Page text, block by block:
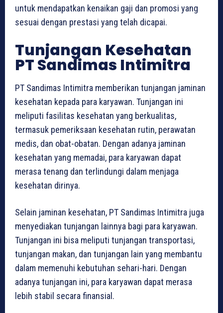
untuk mendapatkan kenaikan gaji dan promosi yang
sesuai dengan prestasi yang telah dicapai.
Tunjangan Kesehatan
PT Sandimas Intimitra
PT Sandimas Intimitra memberikan tunjangan jaminan
kesehatan kepada para karyawan. Tunjangan ini
meliputi fasilitas kesehatan yang berkualitas,
termasuk pemeriksaan kesehatan rutin, perawatan
medis, dan obat-obatan. Dengan adanya jaminan
kesehatan yang memadai, para karyawan dapat
merasa tenang dan terlindungi dalam menjaga
kesehatan dirinya.
Selain jaminan kesehatan, PT Sandimas Intimitra juga
menyediakan tunjangan lainnya bagi para karyawan.
Tunjangan ini bisa meliputi tunjangan transportasi,
tunjangan makan, dan tunjangan lain yang membantu
dalam memenuhi kebutuhan sehari-hari. Dengan
adanya tunjangan ini, para karyawan dapat merasa
lebih stabil secara finansial.